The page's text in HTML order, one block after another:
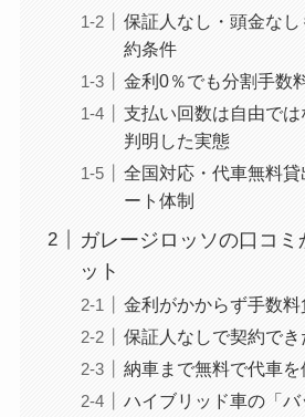
保証人なし・頭金な
約条件
金利0％でも分割手数
支払い回数は自由で
判明した実態
全国対応・代車無料
ート体制
ガレージロッソの口コミ
ット
金利がかからず手数
保証人なしで契約で
納車まで無料で代車
ハイブリッド車の「